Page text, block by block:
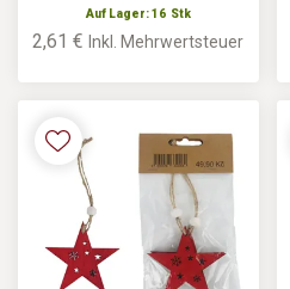
Auf Lager: 16 Stk
2,61 €Inkl. Mehrwertsteuer